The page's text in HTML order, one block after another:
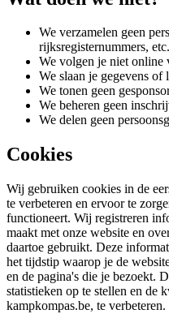
We verzamelen geen
rijksregisternummers,
We volgen je niet online
We slaan je gegevens of
We tonen geen
We beheren geen
We delen geen
Cookies
Wij gebruiken cookies in de
te verbeteren en ervoor te
functioneert. Wij registreren
maakt met onze website en
daartoe gebruikt. Deze
het tijdstip waarop je de
en de pagina's die je bezoekt.
statistieken op te stellen en de
kampkompas.be, te verbeteren.